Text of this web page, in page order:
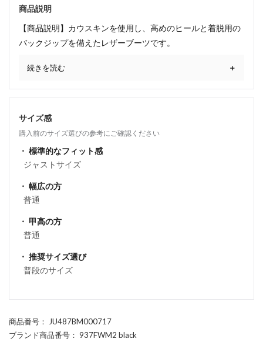
商品説明
【商品説明】カウスキンを使用し、高めのヒールと着脱用の
バックジップを備えたレザーブーツです。
続きを読む
サイズ感
購入前のサイズ選びの参考にご確認ください
標準的なフィット感
ジャストサイズ
幅広の方
普通
甲高の方
普通
推奨サイズ選び
普段のサイズ
商品番号 ： JU487BM000717
ブランド商品番号 ： 937FWM2 black